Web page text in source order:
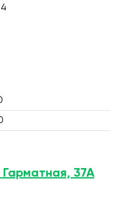
Гарматная, 37А